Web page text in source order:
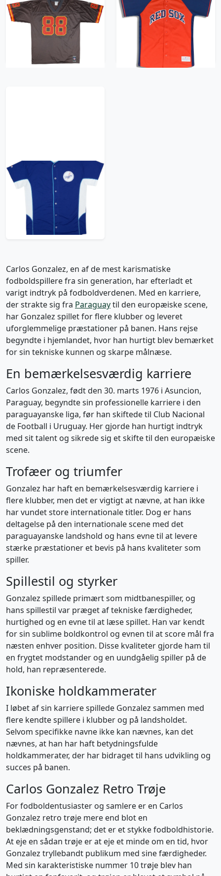
2001 Kansas City
Chiefs Gonzalez #88
Reebok Alternate
Jersey (Very Good) XL
2011-12 Boston Red
Sox González #28
Jersey Y
261 kr / £29.99
2012-17 LA Dodgers
Gonzalez #23
Majestic Replica
Jersey - 9/10 -
(XL.Boys)
261 kr / £29.99
Carlos Gonzalez, en af de mest karismatiske
fodboldspillere fra sin generation, har efterladt et
varigt indtryk på fodboldverdenen. Med en karriere,
der strakte sig fra Paraguaytil den europæiske scene,
har Gonzalez spillet for flere klubber og leveret
uforglemmelige præstationer på banen. Hans rejse
begyndte i hjemlandet, hvor han hurtigt blev bemærket
for sin tekniske kunnen og skarpe målnæse.
En bemærkelsesværdig karriere
Carlos Gonzalez, født den 30. marts 1976 i Asuncion,
Paraguay, begyndte sin professionelle karriere i den
paraguayanske liga, før han skiftede til Club Nacional
de Football i Uruguay. Her gjorde han hurtigt indtryk
med sit talent og sikrede sig et skifte til den europæiske
scene.
Trofæer og triumfer
Gonzalez har haft en bemærkelsesværdig karriere i
flere klubber, men det er vigtigt at nævne, at han ikke
har vundet store internationale titler. Dog er hans
deltagelse på den internationale scene med det
paraguayanske landshold og hans evne til at levere
stærke præstationer et bevis på hans kvaliteter som
spiller.
Spillestil og styrker
Gonzalez spillede primært som midtbanespiller, og
hans spillestil var præget af tekniske færdigheder,
hurtighed og en evne til at læse spillet. Han var kendt
for sin sublime boldkontrol og evnen til at score mål fra
næsten enhver position. Disse kvaliteter gjorde ham til
en frygtet modstander og en uundgåelig spiller på de
hold, han repræsenterede.
Ikoniske holdkammerater
I løbet af sin karriere spillede Gonzalez sammen med
flere kendte spillere i klubber og på landsholdet.
Selvom specifikke navne ikke kan nævnes, kan det
nævnes, at han har haft betydningsfulde
holdkammerater, der har bidraget til hans udvikling og
succes på banen.
Carlos Gonzalez Retro Trøje
For fodboldentusiaster og samlere er en Carlos
Gonzalez retro trøje mere end blot en
beklædningsgenstand; det er et stykke fodboldhistorie.
At eje en sådan trøje er at eje et minde om en tid, hvor
Gonzalez tryllebandt publikum med sine færdigheder.
Med sin karakteristiske nummer 10 trøje blev han